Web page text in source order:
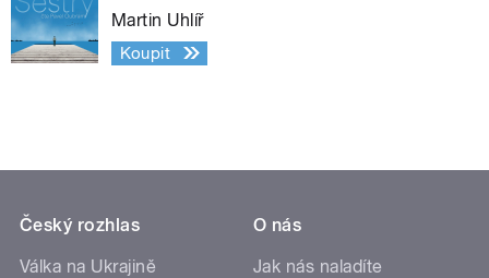
Martin Uhlíř
Koupit
Český rozhlas
Válka na Ukrajině
O nás
Jak nás naladíte